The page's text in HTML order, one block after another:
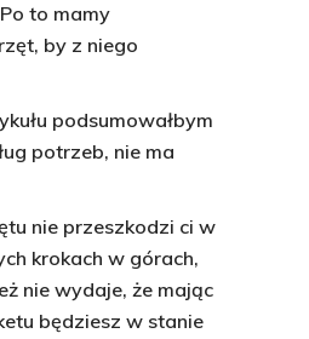
to mamy
by z niego
podsumowałbym
potrzeb, nie ma
nie przeszkodzi ci w
krokach w górach,
nie wydaje, że mając
będziesz w stanie